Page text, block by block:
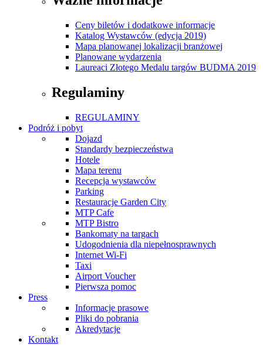
Ceny biletów i dodatkowe informacje
Katalog Wystawców (edycja 2019)
Mapa planowanej lokalizacji branżowej
Planowane wydarzenia
Laureaci Złotego Medalu targów BUDMA 2019
Regulaminy
REGULAMINY
Podróż i pobyt
Dojazd
Standardy bezpieczeństwa
Hotele
Mapa terenu
Recepcja wystawców
Parking
Restauracje Garden City
MTP Cafe
MTP Bistro
Bankomaty na targach
Udogodnienia dla niepełnosprawnych
Internet Wi-Fi
Taxi
Airport Voucher
Pierwsza pomoc
Press
Informacje prasowe
Pliki do pobrania
Akredytacje
Kontakt